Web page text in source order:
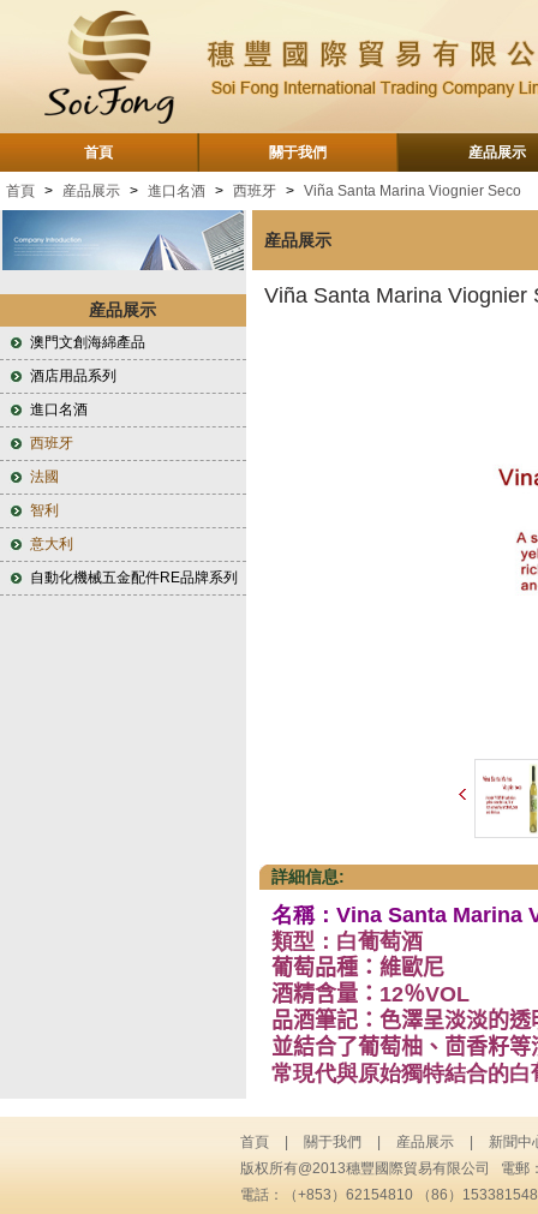
首頁 關于我們 産品展示
首頁 > 産品展示 > 進口名酒 > 西班牙 > Viña Santa Marina Viognier Seco
産品展示
澳門文創海綿產品
酒店用品系列
進口名酒
西班牙
法國
智利
意大利
自動化機械五金配件RE品牌系列
産品展示
Viña Santa Marina Viognier
詳細信息:
名稱：Vina Santa Marina
類型：白葡萄酒
葡萄品種：維歐尼
酒精含量： 12％VOL
品酒筆記： 色澤呈淡淡的
並結合了葡萄柚、茴香籽
常現代與原始獨特結合的白
首頁 關于我們 産品展示
新聞中
版权所有@2013穗豐國際貿易有限公司 電郵
電話：（+853）62154810 （86）